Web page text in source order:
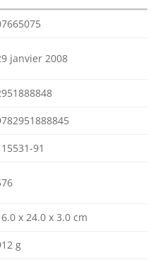
janvier 2008
91
x 24.0 x 3.0 cm
g